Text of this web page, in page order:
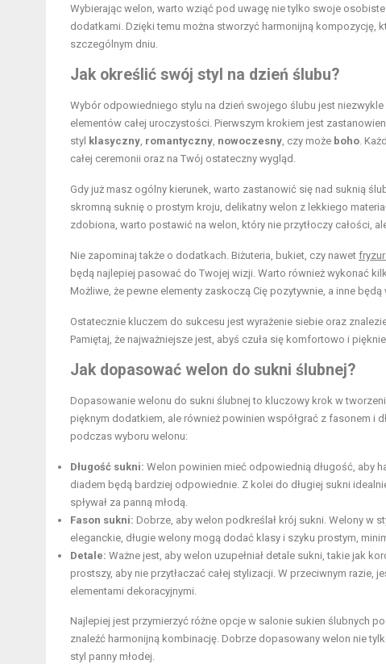
Wybierając welon, warto wziąć pod uwagę nie tylko swoje
dodatkami. Dzięki temu można stworzyć harmonijną kompozycję,
szczególnym dniu.
Jak określić swój styl na dzień ślubu?
Wybór odpowiedniego stylu na dzień swojego ślubu jest
elementów całej uroczystości. Pierwszym krokiem jest
styl klasyczny, romantyczny, nowoczesny, czy może boho.
całej ceremonii oraz na Twój ostateczny wygląd.
Gdy już masz ogólny kierunek, warto zastanowić się nad suknią
skromną suknię o prostym kroju, delikatny welon z lekkiego
zdobiona, warto postawić na welon, który nie przytłoczy całości,
Nie zapominaj także o dodatkach. Biżuteria, bukiet, czy nawet
będą najlepiej pasować do Twojej wizji. Warto również wykonać
Możliwe, że pewne elementy zaskoczą Cię pozytywnie, a inne będą
Ostatecznie kluczem do sukcesu jest wyrażenie siebie oraz
Pamiętaj, że najważniejsze jest, abyś czuła się komfortowo i
Jak dopasować welon do sukni ślubnej?
Dopasowanie welonu do sukni ślubnej to kluczowy krok w
pięknym dodatkiem, ale również powinien współgrać z fasonem i
podczas wyboru welonu:
Długość sukni: Welon powinien mieć odpowiednią długość, aby
diadem będą bardziej odpowiednie. Z kolei do długiej sukni
spływał za panną młodą.
Fason sukni: Dobrze, aby welon podkreślał krój sukni. Welony w
eleganckie, długie welony mogą dodać klasy i szyku prostym,
Detale: Ważne jest, aby welon uzupełniał detale sukni, takie jak
prostszy, aby nie przytłaczać całej stylizacji. W przeciwnym
elementami dekoracyjnymi.
Najlepiej jest przymierzyć różne opcje w salonie sukien ślubnych
znaleźć harmonijną kombinację. Dobrze dopasowany welon nie
styl panny młodej.